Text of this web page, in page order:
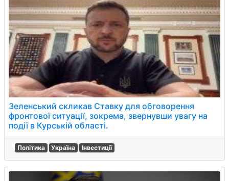
Зеленський скликав Ставку для обговорення
фронтової ситуації, зокрема, звернувши увагу на
події в Курській області.
Політика Україна Інвестиції